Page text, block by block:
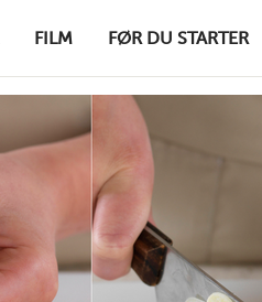
FILM FØR DU STARTER